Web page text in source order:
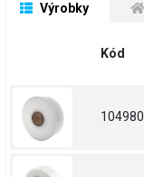
Výrobky
Kód
104980